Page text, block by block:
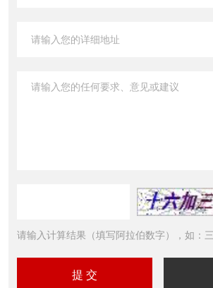
请输入计算结果（填写阿拉伯数字），如：